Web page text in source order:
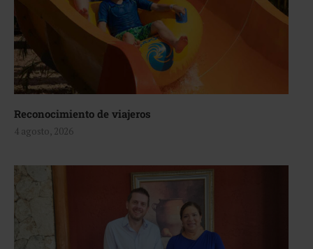
Reconocimiento de viajeros
4 agosto, 2026